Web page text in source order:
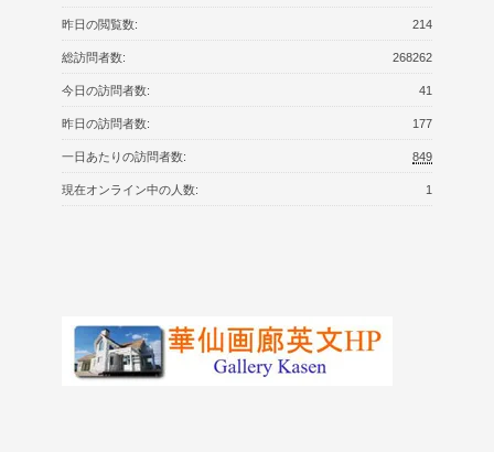
214
昨日の閲覧数:
268262
総訪問者数:
41
今日の訪問者数:
177
昨日の訪問者数:
849
一日あたりの訪問者数:
1
現在オンライン中の人数: